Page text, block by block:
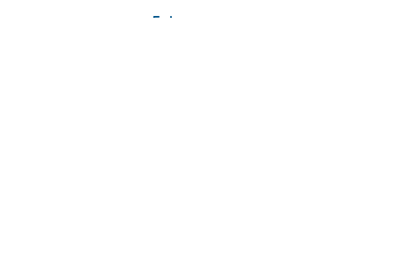
Fale conosco